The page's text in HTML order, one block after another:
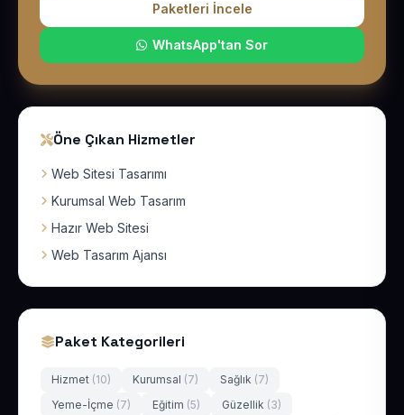
Paketleri İncele
WhatsApp'tan Sor
Öne Çıkan Hizmetler
Web Sitesi Tasarımı
Kurumsal Web Tasarım
Hazır Web Sitesi
Web Tasarım Ajansı
Paket Kategorileri
Hizmet (10) Kurumsal (7) Sağlık (7)
Yeme-İçme (7) Eğitim (5) Güzellik (3)